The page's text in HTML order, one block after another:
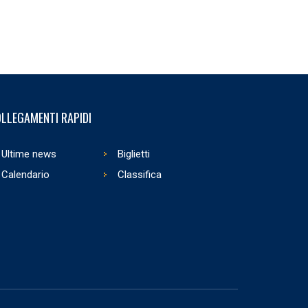
RAPIDI
Ultime news
Biglietti
Calendario
Classifica